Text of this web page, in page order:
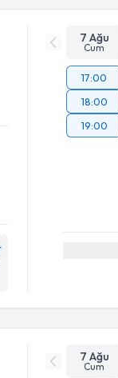
7 Ağu
Cum
17:00
18:00
19:00
7 Ağu
Cum